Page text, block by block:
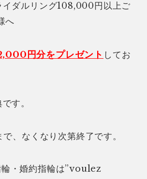
イダルリング108,000円以上ご
へ
円分をプレゼント してお
す。
、なくなり次第終了です。